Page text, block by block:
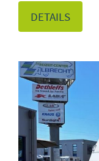
DETAILS